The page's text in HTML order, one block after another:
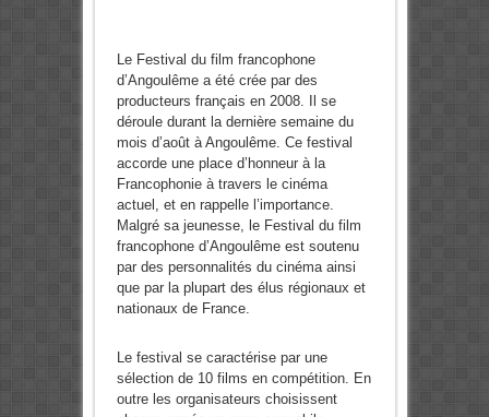
Le Festival du film francophone
d’Angoulême a été crée par des
producteurs français en 2008. Il se
déroule durant la dernière semaine du
mois d’août à Angoulême. Ce festival
accorde une place d’honneur à la
Francophonie à travers le cinéma
actuel, et en rappelle l’importance.
Malgré sa jeunesse, le Festival du film
francophone d’Angoulême est soutenu
par des personnalités du cinéma ainsi
que par la plupart des élus régionaux et
nationaux de France.
Le festival se caractérise par une
sélection de 10 films en compétition. En
outre les organisateurs choisissent